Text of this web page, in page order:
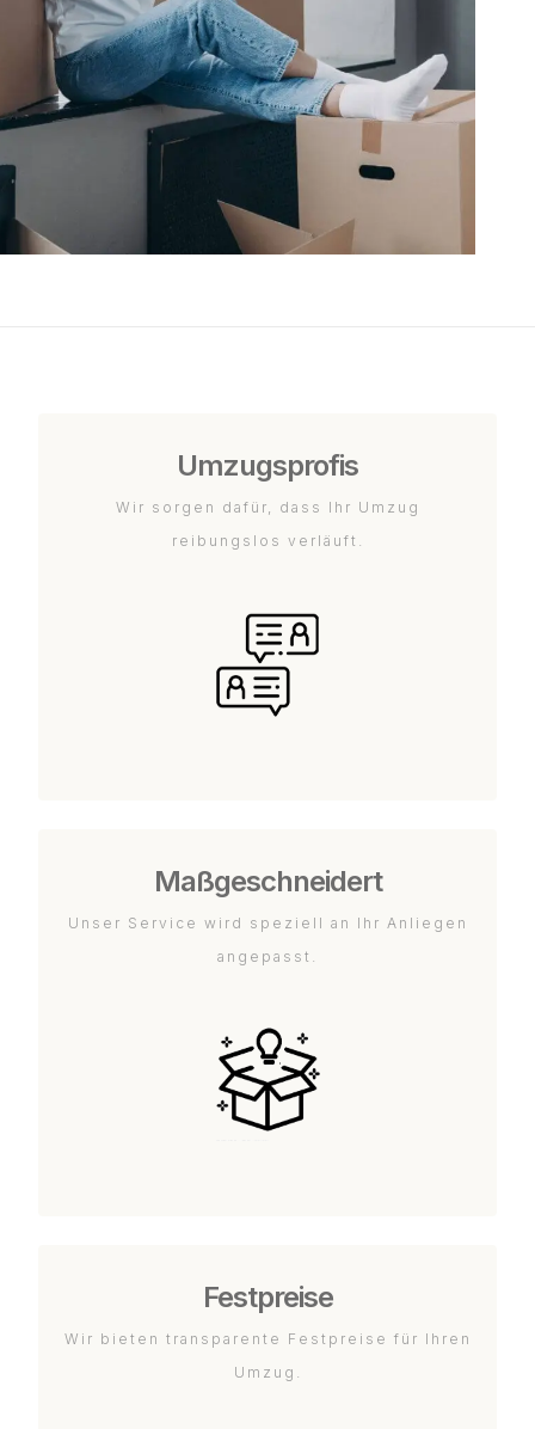
Umzugsprofis
Wir sorgen dafür, dass Ihr Umzug
reibungslos verläuft.
Maßgeschneidert
Unser Service wird speziell an Ihr Anliegen
angepasst.
Festpreise
Wir bieten transparente Festpreise für Ihren
Umzug.